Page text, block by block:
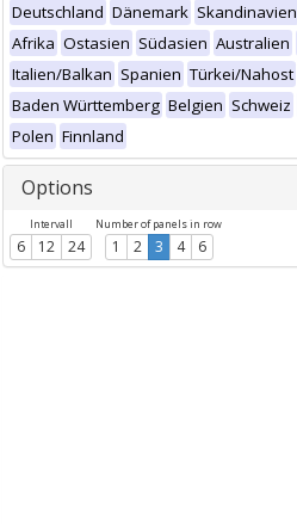
Deutschland Dänemark Skandinavien
Afrika Ostasien Südasien Australien
Italien/Balkan Spanien Türkei/Nahost
Baden Württemberg Belgien Schweiz
Polen Finnland
Options
Intervall
6 12 24
Number of panels in row
1 2 3 4 6